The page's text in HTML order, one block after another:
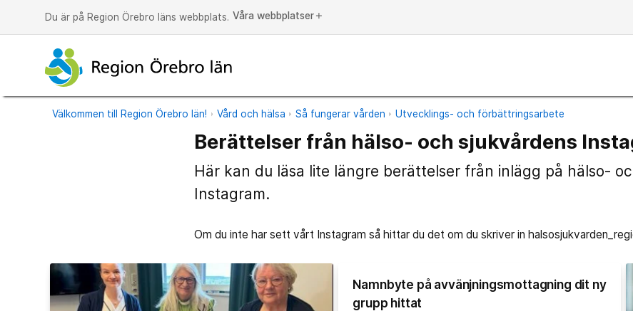
Du är på Region Örebro läns webbplats. Våra webbplatser add
Välkommen till Region Örebro län! Vård och hälsa Så fungerar vården Utvecklings- och förbättringsarbete
Berättelser från hälso- och sjukvårdens
Här kan du läsa lite längre berättelser från inlägg på hälso-
Instagram.
Om du inte har sett vårt Instagram så hittar du det om du skriver in
Namnbyte på avvänjningsmottagning dit ny
grupp hittat